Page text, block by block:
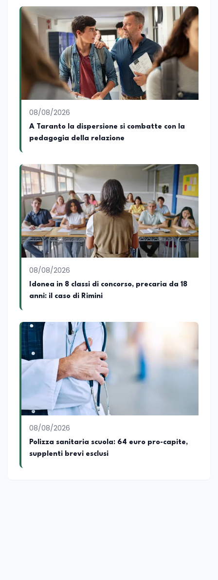
relativa ai temi dell’Istruzione. In
particolare, scrivendo delle attività
istituzionali con un focus sia sulle
iniziative e sui programmi dei Ministeri
dell’Istruzione e del Merito, dell’Università
e della Ricerca e della Cultura che su
quelle delle commissioni parlamentari
della Camera dei deputati e del Senato
della Repubblica. Inoltre, sono
amministratore unico di Italialab srl con
cui curo uffici stampa pubblici e privati e
sviluppo programmi di valorizzazione
culturale e di promozione territoriale. In
passato ho collaborato con testate
nazionali e regionali, in particolare
Rosso al Nero. Ho partecipato al volume
collettivo edito dalla Fondazione
Tatarella e da Giubilei Regnani editore sui
trent’anni dalla fondazione di Alleanza
nazionale. Per tre legislature sono stato
collaboratore parlamentare
occupandomi di legge di bilancio e di
politiche agroalimentari con particolare
riferimento all’export del Made in Italy e
al contrasto dell’Italian sounding,
collaborando con le Camera di
Appassionato di storia, di sociologia e di
costume, spesso racconto all’interno
internazionale attraverso gli usi, le
abitudini e i protagonisti che hanno
accompagnato negli anni lo sviluppo e la
crescita sociale e culturale. Pugliese di
nascita, vivo a Roma o in un ipotetico
altrove.
08/08/2026
A Taranto la dispersione si combatte con la
pedagogia della relazione
08/08/2026
Idonea in 8 classi di concorso, precaria da 18
anni: il caso di Rimini
08/08/2026
Polizza sanitaria scuola: 64 euro pro-capite,
supplenti brevi esclusi